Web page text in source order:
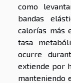
como
bandas
calorías más
tasa
ocurre
extiende por
manteniendo